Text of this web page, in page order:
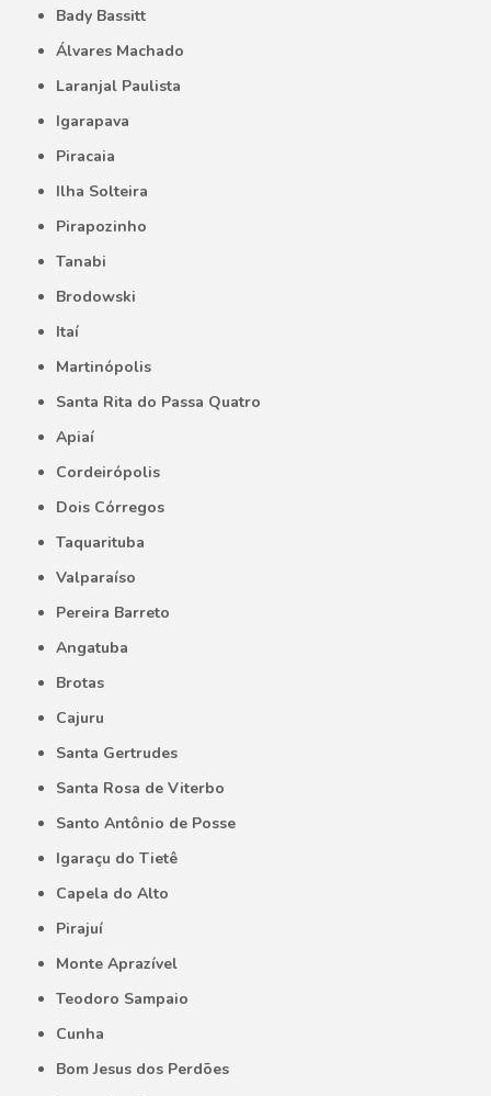
Bady Bassitt
Álvares Machado
Laranjal Paulista
Igarapava
Piracaia
Ilha Solteira
Pirapozinho
Tanabi
Brodowski
Itaí
Martinópolis
Santa Rita do Passa Quatro
Apiaí
Cordeirópolis
Dois Córregos
Taquarituba
Valparaíso
Pereira Barreto
Angatuba
Brotas
Cajuru
Santa Gertrudes
Santa Rosa de Viterbo
Santo Antônio de Posse
Igaraçu do Tietê
Capela do Alto
Pirajuí
Monte Aprazível
Teodoro Sampaio
Cunha
Bom Jesus dos Perdões